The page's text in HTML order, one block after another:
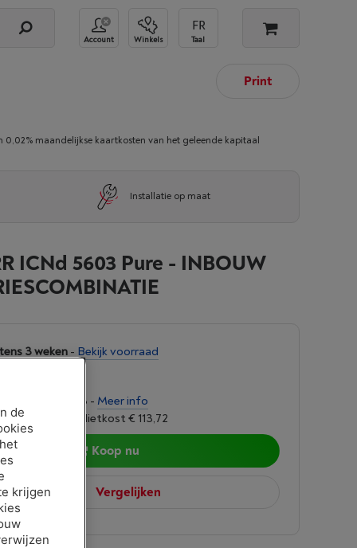
Account Winkels Taal
Print
0,02% maandelijkse kaartkosten van het geleende kapitaal
Installatie op maat
ICNd 5603 Pure - INBOUW
3 weken - Bekijk voorraad
van € 75,53 - Meer info
6,24%, Kredietkost € 113,72
Koop nu
Vergelijken
de
krijgen